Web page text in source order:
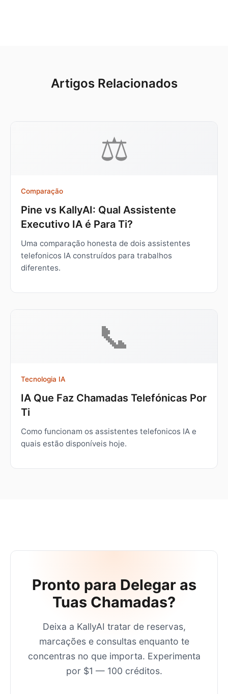
Artigos Relacionados
⚖️
Comparação
Pine vs KallyAI: Qual Assistente
Executivo IA é Para Ti?
Uma comparação honesta de dois assistentes
telefonicos IA construídos para trabalhos
diferentes.
📞
Tecnologia IA
IA Que Faz Chamadas Telefónicas Por
Ti
Como funcionam os assistentes telefonicos IA e
quais estão disponíveis hoje.
Pronto para Delegar as
Tuas Chamadas?
Deixa a KallyAI tratar de reservas,
marcações e consultas enquanto te
concentras no que importa. Experimenta
por $1 — 100 créditos.